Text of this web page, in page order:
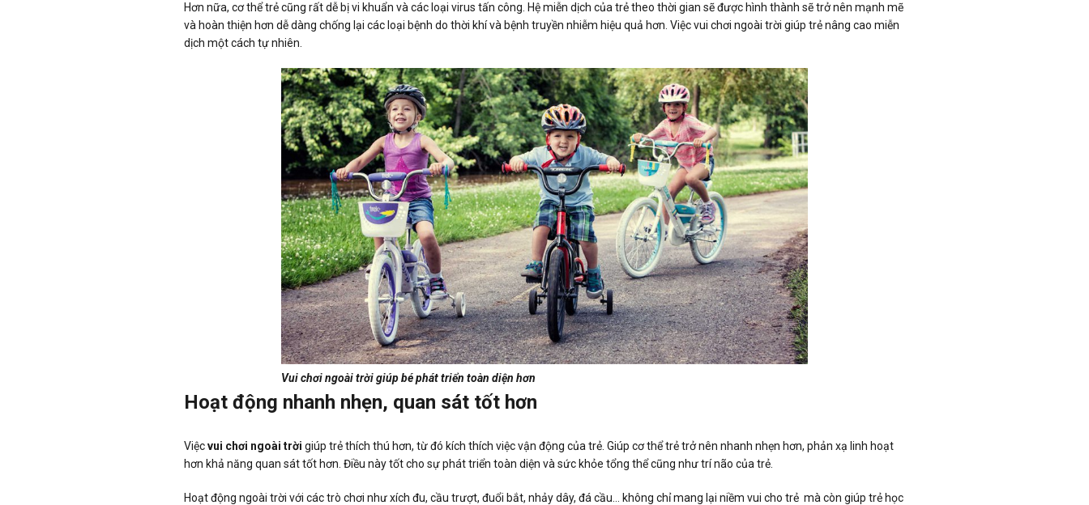
Hơn nữa, cơ thể trẻ cũng rất dễ bị vi khuẩn và các loại virus tấn công. Hệ miễn dịch của trẻ theo thời gian sẽ được hình thành sẽ trở nên mạnh mẽ
và hoàn thiện hơn dễ dàng chống lại các loại bệnh do thời khí và bệnh truyền nhiễm hiệu quả hơn. Việc vui chơi ngoài trời giúp trẻ nâng cao miễn
dịch một cách tự nhiên.
Vui chơi ngoài trời giúp bé phát triển toàn diện hơn
Hoạt động nhanh nhẹn, quan sát tốt hơn
Việcvui chơi ngoài trời giúp trẻ thích thú hơn, từ đó kích thích việc vận động của trẻ. Giúp cơ thể trẻ trở nên nhanh nhẹn hơn, phản xạ linh hoạt
hơn khả năng quan sát tốt hơn. Điều này tốt cho sự phát triển toàn diện và sức khỏe tổng thể cũng như trí não của trẻ.
Hoạt động ngoài trời với các trò chơi như xích đu, cầu trượt, đuổi bắt, nhảy dây, đá cầu… không chỉ mang lại niềm vui cho trẻ mà còn giúp trẻ học